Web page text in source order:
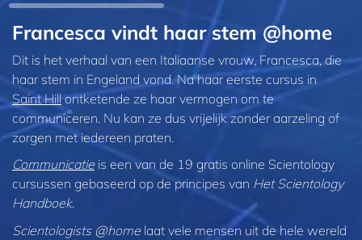
Francesca vindt haar stem @home
Dit is het verhaal van een Italiaanse vrouw, Francesca, die
haar stem in Engeland vond. Na haar eerste cursus in
Saint Hillontketende ze haar vermogen om te
communiceren. Nu kan ze dus vrijelijk zonder aarzeling of
zorgen met iedereen praten.
Communicatie is een van de 19 gratis online Scientology
cursussen gebaseerd op de principes van Het Scientology
Handboek.
Scientologists @home laat vele mensen uit de hele wereld